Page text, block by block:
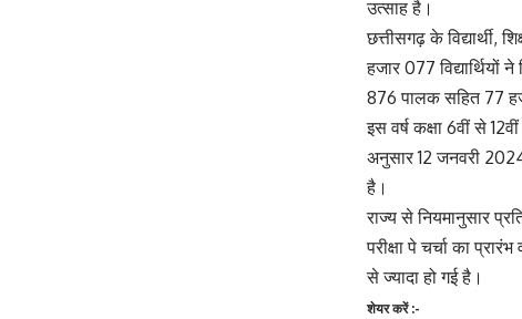
उत्साह है।
छत्तीसगढ़ के
हजार 077
876 पालक सहित 77
इस वर्ष कक्षा 6वीं से
अनुसार 12 जनवरी
है।
राज्य से नियमानुसार
परीक्षा पे चर्चा का
से ज्यादा हो गई है।
शेयर करें :-